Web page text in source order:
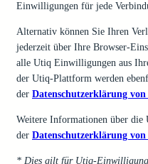
Einwilligungen für jede
Alternativ können Sie Ihren
jederzeit über Ihre Browser-
alle Utiq Einwilligungen aus
der Utiq-Plattform werden
der Datenschutzerklärung
Weitere Informationen über
der Datenschutzerklärung
* Dies gilt für Utiq-